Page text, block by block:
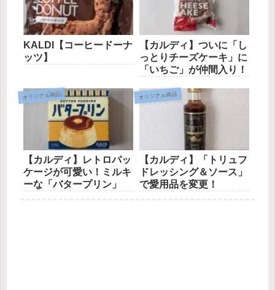
KALDI【コーヒードーナ
ッツ】
【カルディ】ついに「し
っとりチーズケーキ」に
「いちご」が仲間入り！
オリジナル商品
【カルディ】レトロパッ
ケージが可愛い！ミルキ
ーな「バタープリン」
オリジナル商品
【カルディ】「トリュフ
ドレッシング＆ソース」
で愛用品を変更！